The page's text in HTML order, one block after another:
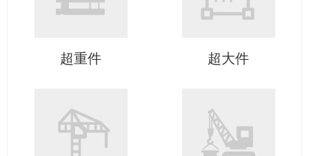
超重件 超大件